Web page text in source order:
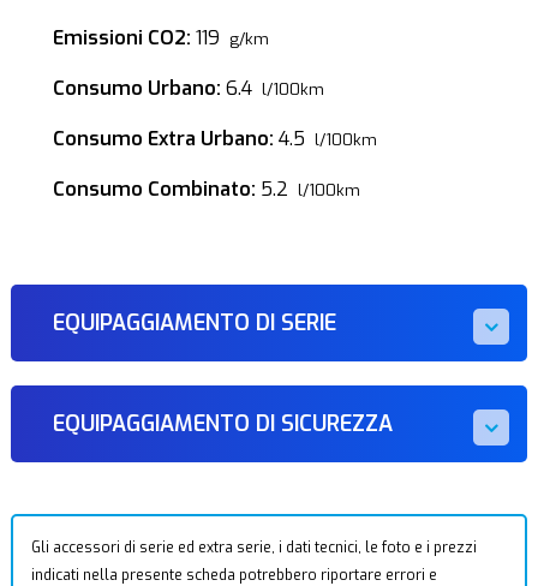
Emissioni CO2: 119 g/km
Consumo Urbano: 6.4 l/100km
Consumo Extra Urbano: 4.5 l/100km
Consumo Combinato: 5.2 l/100km
EQUIPAGGIAMENTO DI SERIE
EQUIPAGGIAMENTO DI SICUREZZA
Gli accessori di serie ed extra serie, i dati tecnici, le foto e i prezzi
indicati nella presente scheda potrebbero riportare errori e